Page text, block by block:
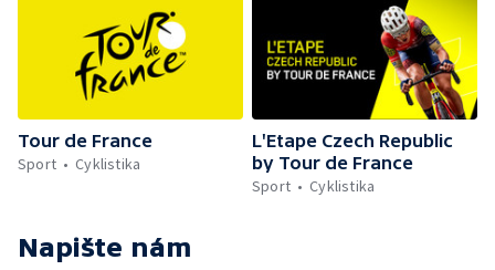
Tour de France
Sport
Cyklistika
L'Etape Czech Republic
by Tour de France
Sport
Cyklistika
Napište nám